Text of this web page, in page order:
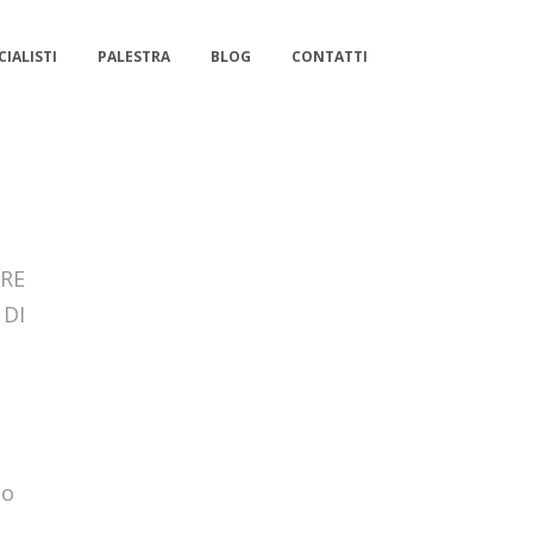
PALESTRA BLOG CONTATTI